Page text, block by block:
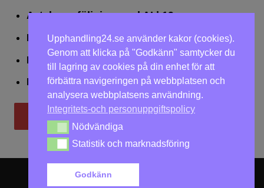
Avtalsuppföljning med AI| 19 nov
Leda upphandlingar effektivt| 25 nov
Dialogförfaranden | 26 nov
LOU på två dagar| 2-3 dec
Till utbildningar
Upphandling24.se använder kakor (cookies).
Genom att klicka på "Godkänn" samtycker du
till lagring av cookies på din enhet för att
förbättra navigeringen på webbplatsen och
analysera webbplatsens användning.
Integritets-och personuppgiftspolicy
Nödvändiga
Nödvändiga
Statistik och marknadsföring
Statistik och marknadsföring
Godkänn